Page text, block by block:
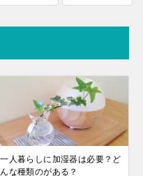
一人暮らしに加湿器は必要？ど
んな種類のがある？